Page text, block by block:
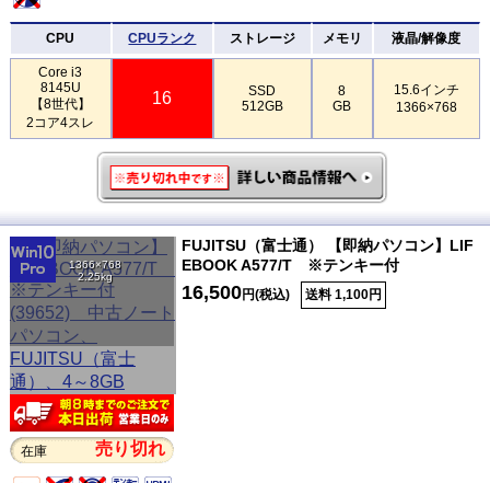
CPU CPUランク ストレージ メモリ 液晶/解像度
Core i3
8145U
【8世代】
2コア4スレ
16
SSD
512GB
8
GB
15.6インチ
1366×768
1366×768
2.25kg
在庫 売り切れ
FUJITSU（富士通） 【即納パソコン】LIF
EBOOK A577/T ※テンキー付
16,500円(税込) 送料 1,100円